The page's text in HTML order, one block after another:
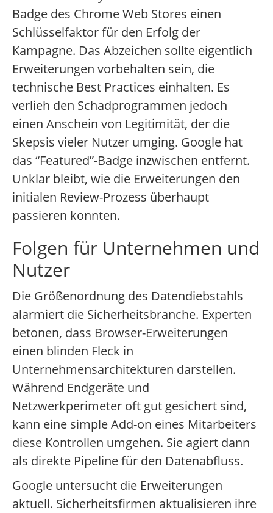
Badge des Chrome Web Stores einen
Schlüsselfaktor für den Erfolg der
Kampagne. Das Abzeichen sollte eigentlich
Erweiterungen vorbehalten sein, die
technische Best Practices einhalten. Es
verlieh den Schadprogrammen jedoch
einen Anschein von Legitimität, der die
Skepsis vieler Nutzer umging. Google hat
das “Featured”-Badge inzwischen entfernt.
Unklar bleibt, wie die Erweiterungen den
initialen Review-Prozess überhaupt
passieren konnten.
Folgen für Unternehmen und
Nutzer
Die Größenordnung des Datendiebstahls
alarmiert die Sicherheitsbranche. Experten
betonen, dass Browser-Erweiterungen
einen blinden Fleck in
Unternehmensarchitekturen darstellen.
Während Endgeräte und
Netzwerkperimeter oft gut gesichert sind,
kann eine simple Add-on eines Mitarbeiters
diese Kontrollen umgehen. Sie agiert dann
als direkte Pipeline für den Datenabfluss.
Google untersucht die Erweiterungen
aktuell. Sicherheitsfirmen aktualisieren ihre